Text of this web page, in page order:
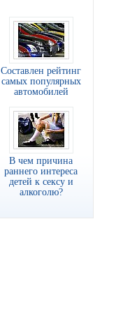
Составлен рейтинг
самых популярных
автомобилей
В чем причина
раннего интереса
детей к сексу и
алкоголю?